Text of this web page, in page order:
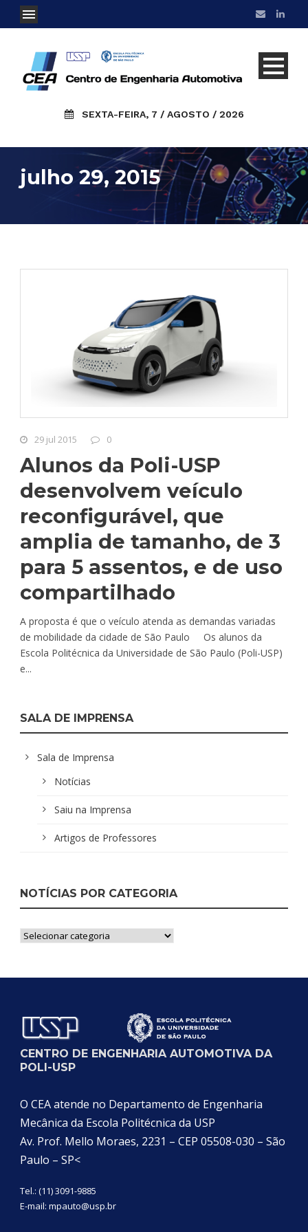
SEXTA-FEIRA, 7 / AGOSTO / 2026
julho 29, 2015
29 jul 2015 0
Alunos da Poli-USP
desenvolvem veículo
reconfigurável, que
amplia de tamanho, de 3
para 5 assentos, e de uso
compartilhado
A proposta é que o veículo atenda as demandas variadas
de mobilidade da cidade de São Paulo Os alunos da
Escola Politécnica da Universidade de São Paulo (Poli-USP)
e...
SALA DE IMPRENSA
Sala de Imprensa
Notícias
Saiu na Imprensa
Artigos de Professores
NOTÍCIAS POR CATEGORIA
Notícias
CENTRO DE ENGENHARIA AUTOMOTIVA DA
POLI-USP
O CEA atende no Departamento de Engenharia
Mecânica da Escola Politécnica da USP
Av. Prof. Mello Moraes, 2231 – CEP 05508-030 – São
Paulo – SP<
Tel.: (11) 3091-9885
E-mail: mpauto@usp.br